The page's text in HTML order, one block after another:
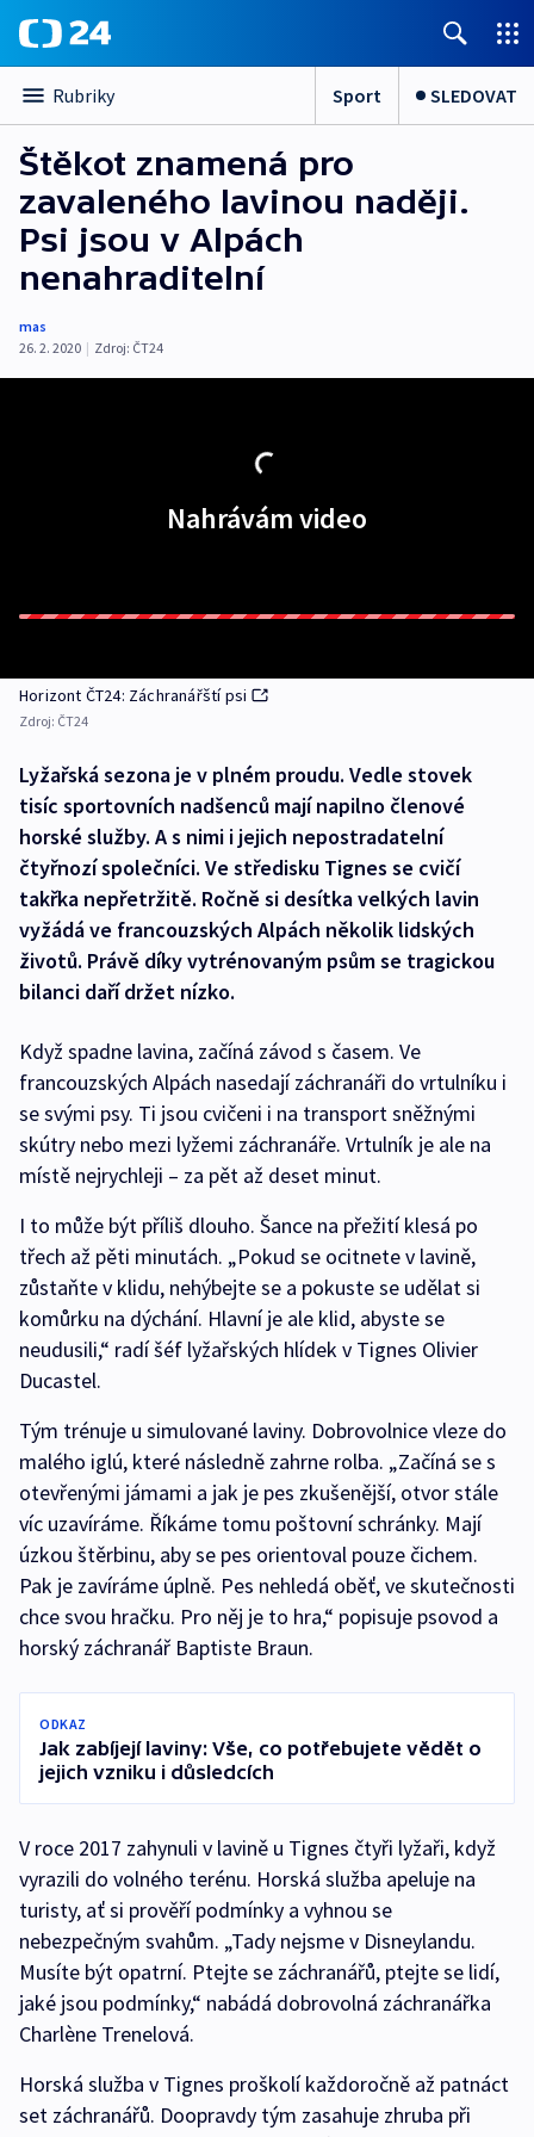
Rubriky Sport SLEDOVAT
Štěkot znamená pro
zavaleného lavinou naději.
Psi jsou v Alpách
nenahraditelní
mas
26. 2. 2020 | Zdroj: ČT24
Nahrávám video
Horizont ČT24: Záchranářští psi
Zdroj: ČT24
Lyžařská sezona je v plném proudu. Vedle stovek
tisíc sportovních nadšenců mají napilno členové
horské služby. A s nimi i jejich nepostradatelní
čtyřnozí společníci. Ve středisku Tignes se cvičí
takřka nepřetržitě. Ročně si desítka velkých lavin
vyžádá ve francouzských Alpách několik lidských
životů. Právě díky vytrénovaným psům se tragickou
bilanci daří držet nízko.
Když spadne lavina, začíná závod s časem. Ve
francouzských Alpách nasedají záchranáři do vrtulníku i
se svými psy. Ti jsou cvičeni i na transport sněžnými
skútry nebo mezi lyžemi záchranáře. Vrtulník je ale na
místě nejrychleji – za pět až deset minut.
I to může být příliš dlouho. Šance na přežití klesá po
třech až pěti minutách. „Pokud se ocitnete v lavině,
zůstaňte v klidu, nehýbejte se a pokuste se udělat si
komůrku na dýchání. Hlavní je ale klid, abyste se
neudusili,“ radí šéf lyžařských hlídek v Tignes Olivier
Ducastel.
Tým trénuje u simulované laviny. Dobrovolnice vleze do
malého iglú, které následně zahrne rolba. „Začíná se s
otevřenými jámami a jak je pes zkušenější, otvor stále
víc uzavíráme. Říkáme tomu poštovní schránky. Mají
úzkou štěrbinu, aby se pes orientoval pouze čichem.
Pak je zavíráme úplně. Pes nehledá oběť, ve skutečnosti
chce svou hračku. Pro něj je to hra,“ popisuje psovod a
horský záchranář Baptiste Braun.
ODKAZ
Jak zabíjejí laviny: Vše, co potřebujete vědět o
jejich vzniku i důsledcích
V roce 2017 zahynuli v lavině u Tignes čtyři lyžaři, když
vyrazili do volného terénu. Horská služba apeluje na
turisty, ať si prověří podmínky a vyhnou se
nebezpečným svahům. „Tady nejsme v Disneylandu.
Musíte být opatrní. Ptejte se záchranářů, ptejte se lidí,
jaké jsou podmínky,“ nabádá dobrovolná záchranářka
Charlène Trenelová.
Horská služba v Tignes proškolí každoročně až patnáct
set záchranářů. Doopravdy tým zasahuje zhruba při